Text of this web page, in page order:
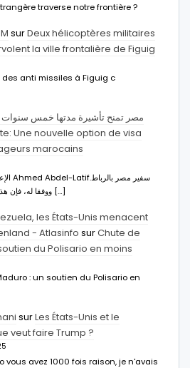
traverse notre frontière ?
surDeux hélicoptères militaires
la ville frontalière de Figuig
anti missiles à Figuig c
مصر تمنح تأشيرة مدتها خمس سنوات
Une nouvelle option de visa
marocains
ووفقا له، فإن هذا الإجراء يهدف إلى […]
les États-Unis menacent
- Atlasinfo surChute de
du Polisario en moins
: un soutien du Polisario en
surLes États-Unis et le
veut faire Trump ?
vous avez 1000 fois raison, je n'avais